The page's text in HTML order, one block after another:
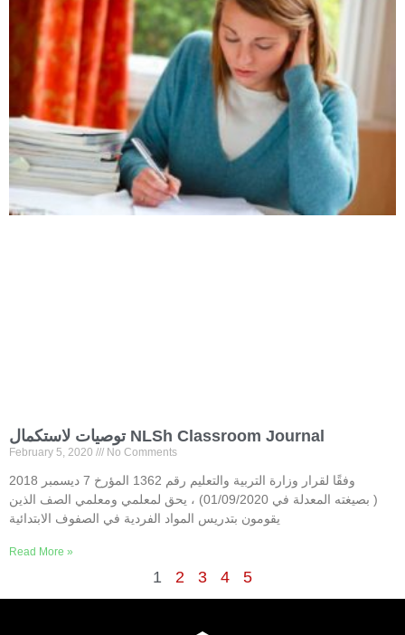
توصيات لاستكمال NLSh Classroom Journal
February 5, 2020 No Comments
وفقًا لقرار وزارة التربية والتعليم رقم 1362 المؤرخ 7 ديسمبر 2018
( بصيغته المعدلة في 01/09/2020) ، يحق لمعلمي ومعلمي الصف الذين
يقومون بتدريس المواد الفردية في الصفوف الابتدائية
Read More »
1 2 3 4 5